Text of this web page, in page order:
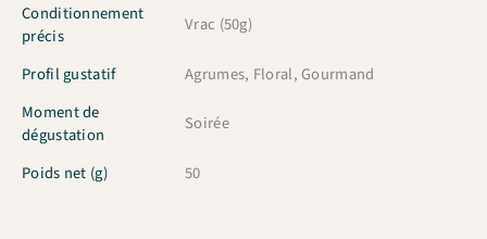
Conditionnement
précis
Vrac (50g)
Profil gustatif
Agrumes, Floral, Gourmand
Moment de
dégustation
Soirée
Poids net (g) 50